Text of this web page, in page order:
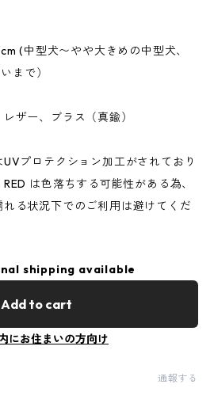
(中型犬〜やや大きめの中型犬、
まで）
ザー、ブラス（真鍮）
プロテクション加工がされており
は色落ちする可能性がある為、
る状況下でのご利用は避けてくだ
shipping available
Add to cart
にお住まいの方向け
通報する